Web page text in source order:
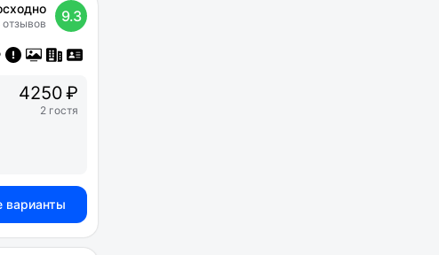
отзывов 9.3
4250 ₽
2 гостя
варианты